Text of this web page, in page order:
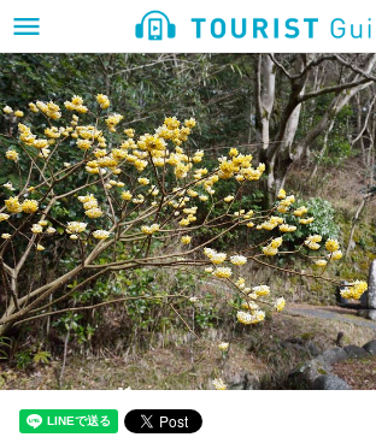
menu